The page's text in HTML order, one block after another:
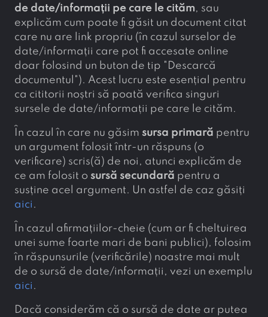
de date/informații pe care le cităm, sau
explicăm cum poate fi găsit un document citat
care nu are link propriu (în cazul surselor de
date/informații care pot fi accesate online
doar folosind un buton de tip "Descarcă
documentul"). Acest lucru este esențial pentru
ca cititorii noștri să poată verifica singuri
sursele de date/informații pe care le cităm.
În cazul în care nu găsim sursa primară pentru
un argument folosit într-un răspuns (o
verificare) scris(ă) de noi, atunci explicăm de
ce am folosit o sursă secundară pentru a
susține acel argument. Un astfel de caz găsiți
aici .
În cazul afirmațiilor-cheie (cum ar fi cheltuirea
unei sume foarte mari de bani publici), folosim
în răspunsurile (verificările) noastre mai mult
de o sursă de date/informații, vezi un exemplu
aici .
Dacă considerăm că o sursă de date ar putea